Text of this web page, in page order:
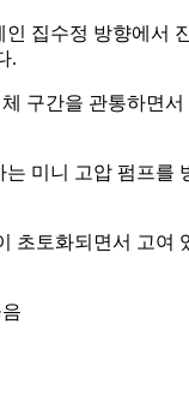
집수정 방향에서
.
구간을 관통하면서
미니 고압 펌프를
초토화되면서 고여